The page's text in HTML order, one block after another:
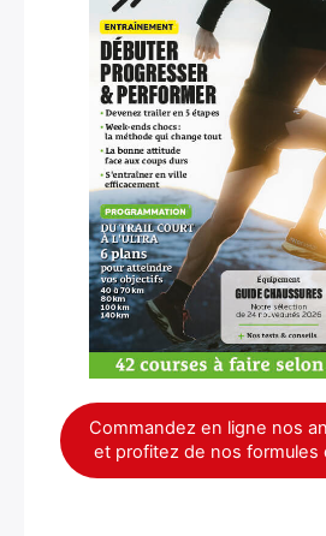
Commandez en ligne nos
et profitez de nos formules